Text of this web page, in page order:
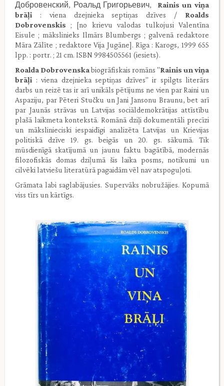
Добровенский, Роальд Григорьевич, Rainis un viņa
brāļi : viena dzejnieka septiņas dzīves / Roalds
Dobrovenskis ; [no krievu valodas tulkojusi Valentīna
Eisule ; mākslinieks Ilmārs Blumbergs ; galvenā redaktore
Māra Zālīte ; redaktore Vija Jugāne]. Rīga : Karogs, 1999 655
lpp. : portr. ; 21 cm. ISBN 9984505561 (iesiets).
Roalda Dobrovenskabiogrāfiskais romāns ''Rainis un viņa
brāļi : viena dzejnieka septiņas dzīves'' ir spilgts literārs
darbs un reizē tas ir arī unikāls pētījums ne vien par Raini un
Aspaziju, par Pēteri Stučku un Jani Jansonu Braunu, bet arī
par Jaunās strāvas un Latvijas sociāldemokrātijas attīstību
plašā laikmeta kontekstā. Romānā dziļi dokumentāli precīzi
un mākslinieciski iespaidīgi analizēta Latvijas un Krievijas
politiskā dzīve 19. gs. beigās un 20. gs. sākumā. Tik
mūsdienīgā skatījumā un jaunu faktu bagātībā, modernās
filozofiskās domas dziļumā šis laika posms, notikumi un
cilvēki latviešu literatūrā pagaidām vēl nav atspoguļoti.
Grāmata labi saglabājusies. Supervāks nobružājies. Kopumā
viss tīrs un kārtīgs.